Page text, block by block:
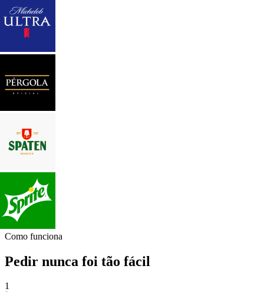
Como funciona
Pedir nunca foi tão fácil
1